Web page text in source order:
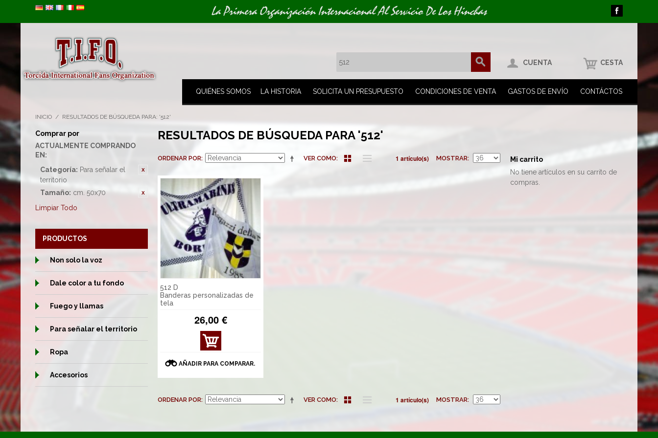
La Primera Organización Internacional Al Servicio De Los Hinchas
CUENTA CESTA
QUIÉNES SOMOS LA HISTORIA SOLICITA UN PRESUPUESTO CONDICIONES DE VENTA GASTOS DE ENVÍO CONTÁCTOS
INICIO / RESULTADOS DE BÚSQUEDA PARA: '512'
Comprar por
ACTUALMENTE COMPRANDO
EN:
Categoría: Para señalar el
territorio
Tamaño: cm. 50x70
Limpiar Todo
RESULTADOS DE BÚSQUEDA PARA '512'
VER COMO
ORDENAR POR 1 artículo(s) MOSTRAR
512 D
Banderas personalizadas de
tela
26,00 €
VER
DET
ES
AÑADIR PARA COMPARAR.
VER COMO
ORDENAR POR 1 artículo(s) MOSTRAR
PRODUCTOS
Non solo la voz
Dale color a tu fondo
Fuego y llamas
Para señalar el territorio
Ropa
Accesorios
Mi carrito
No tiene artículos en su carrito de
compras.